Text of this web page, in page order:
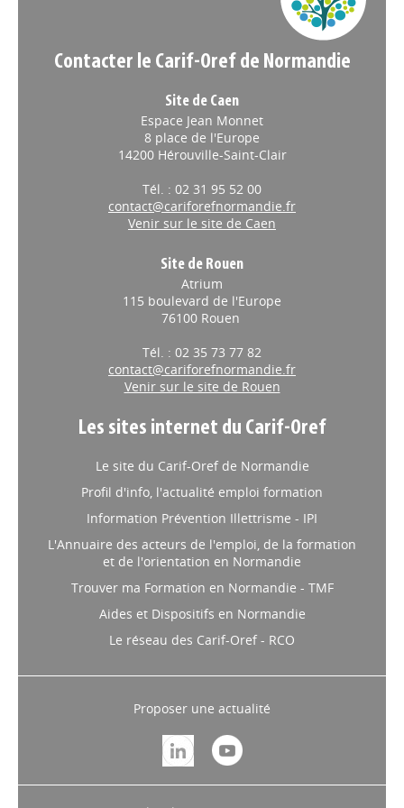
jeunes du territoire
La Mission locale Ouest Eure innove
avec la Puzzle Box, un escape game
mobile conçu pour aider les jeunes à découvrir les métiers
ALTERNANCE// 26/09/2025
De nouvelles formations en
apprentissage dans l'Eure
pour répondre au besoin des
entreprises
Le centre de formation des apprentis
nouvelles formations en pâtisserie, tourisme et automobile.
Enquête de la Région sur la
maturité numérique des
normandes : plus que
quelques jours pour
répondre !
Afin d’évaluer la maturité numérique des structures de
formation et d’adapter son accompagnement, la Région
Normandie lance une enquête auprès des structures de
formation normandes. Réponses attendues pour le 1er
INSERTION // 09/09/2025
Infographies et localisations
des structures de l'insertion
Normandie
Chiffres-clés de l'insertion par
l'activité économique et localisation
Contacter le Carif-Oref de Normandie
Site de Caen
Espace Jean Monnet
8 place de l'Europe
14200 Hérouville-Saint-Clair
Tél. : 02 31 95 52 00
contact@cariforefnormandie.fr
Venir sur le site de Caen
Site de Rouen
Atrium
115 boulevard de l'Europe
76100 Rouen
Tél. : 02 35 73 77 82
contact@cariforefnormandie.fr
Venir sur le site de Rouen
Les sites internet du Carif-Oref
Le site du Carif-Oref de Normandie
Profil d'info, l'actualité emploi formation
Information Prévention Illettrisme - IPI
L'Annuaire des acteurs de l'emploi, de la formation
et de l'orientation en Normandie
Trouver ma Formation en Normandie - TMF
Aides et Dispositifs en Normandie
Le réseau des Carif-Oref - RCO
Proposer une actualité